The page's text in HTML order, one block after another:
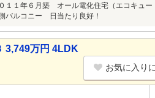
１１年６月築 オール電化住宅（エコキュ
バルコニー 日当たり良好！
3,749万円 4LDK
お気に入り